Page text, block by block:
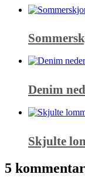
Denim
Skjulte
5